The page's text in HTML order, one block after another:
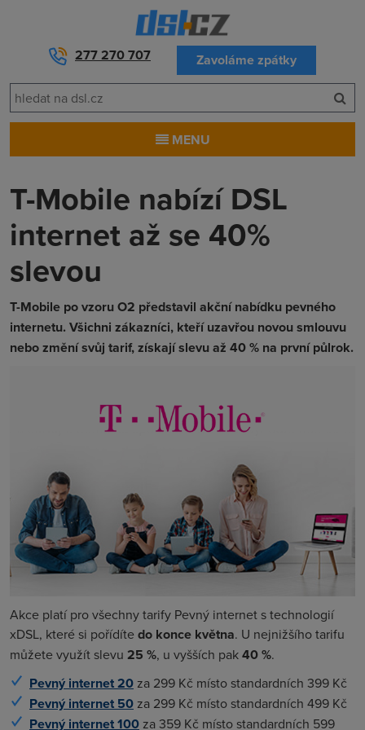
277 270 707 Zavoláme zpátky
MENU
T-Mobile nabízí DSL
internet až se 40%
slevou
T-Mobile po vzoru O2 představil akční nabídku pevného
internetu. Všichni zákazníci, kteří uzavřou novou smlouvu
nebo změní svůj tarif, získají slevu až 40 % na první půlrok.
Akce platí pro všechny tarify Pevný internet s technologií
xDSL, které si pořídíte do konce května. U nejnižšího tarifu
můžete využít slevu 25 %, u vyšších pak40 %.
Pevný internet 20 za 299 Kč místo standardních 399 Kč
Pevný internet 50 za 299 Kč místo standardních 499 Kč
Pevný internet 100 za 359 Kč místo standardních 599